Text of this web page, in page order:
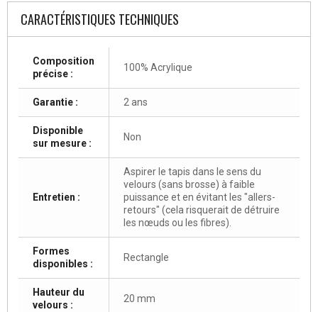
CARACTÉRISTIQUES TECHNIQUES
Composition
précise :
100% Acrylique
Garantie : 2 ans
Disponible
sur mesure :
Non
Entretien :
Aspirer le tapis dans le sens du
velours (sans brosse) à faible
puissance et en évitant les "allers-
retours" (cela risquerait de détruire
les nœuds ou les fibres).
Formes
disponibles :
Rectangle
Hauteur du
velours :
20 mm